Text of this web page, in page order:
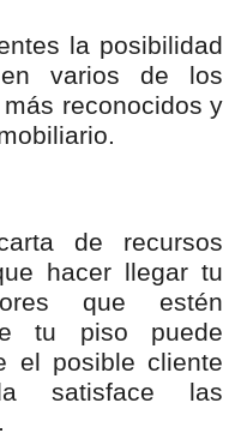
la posibilidad
varios de los
reconocidos y
de recursos
hacer llegar tu
que estén
tu piso puede
el posible cliente
satisface las